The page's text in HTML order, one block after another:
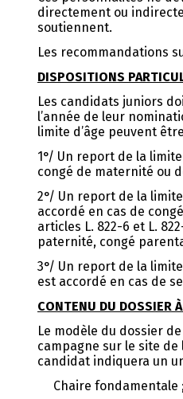
directement ou
soutiennent.
Les recommandations
DISPOSITIONS
Les candidats juniors
l’année de leur
limite d’âge peuvent
1°/ Un report de la
congé de maternité ou
2°/ Un report de la
accordé en cas de
articles L. 822-6 et L.
paternité, congé
3°/ Un report de la
est accordé en cas de
CONTENU DU DOSSIER
Le modèle du dossier
campagne sur le site de
candidat indiquera un
Chaire fondamentale